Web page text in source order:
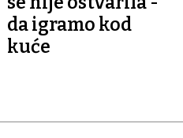
da igramo kod
kuće